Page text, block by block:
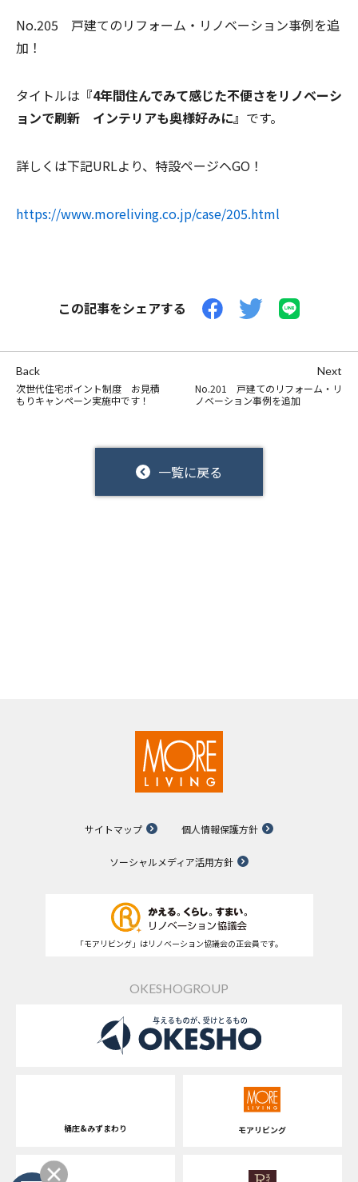
No.205 戸建てのリフォーム・リノベーション事例を追
加！
タイトルは 『4年間住んでみて感じた不便さをリノベーシ
ョンで刷新 インテリアも奥様好みに』 です。
詳しくは下記URLより、特設ページヘGO！
https://www.moreliving.co.jp/case/205.html
この記事をシェアする
Back
次世代住宅ポイント制度 お見積
もりキャンペーン実施中です！
一覧に戻る
Next
No.201 戸建てのリフォーム・リ
ノベーション事例を追加
サイトマップ 個人情報保護方針
ソーシャルメディア活用方針
「モアリビング」はリノベーション協議会の正会員です。
OKESHOGROUP
桶庄&みずまわり モアリビング